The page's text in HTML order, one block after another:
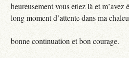
heureusement vous etiez là et m’avez
long moment d’attente dans ma
bonne continuation et bon courage.